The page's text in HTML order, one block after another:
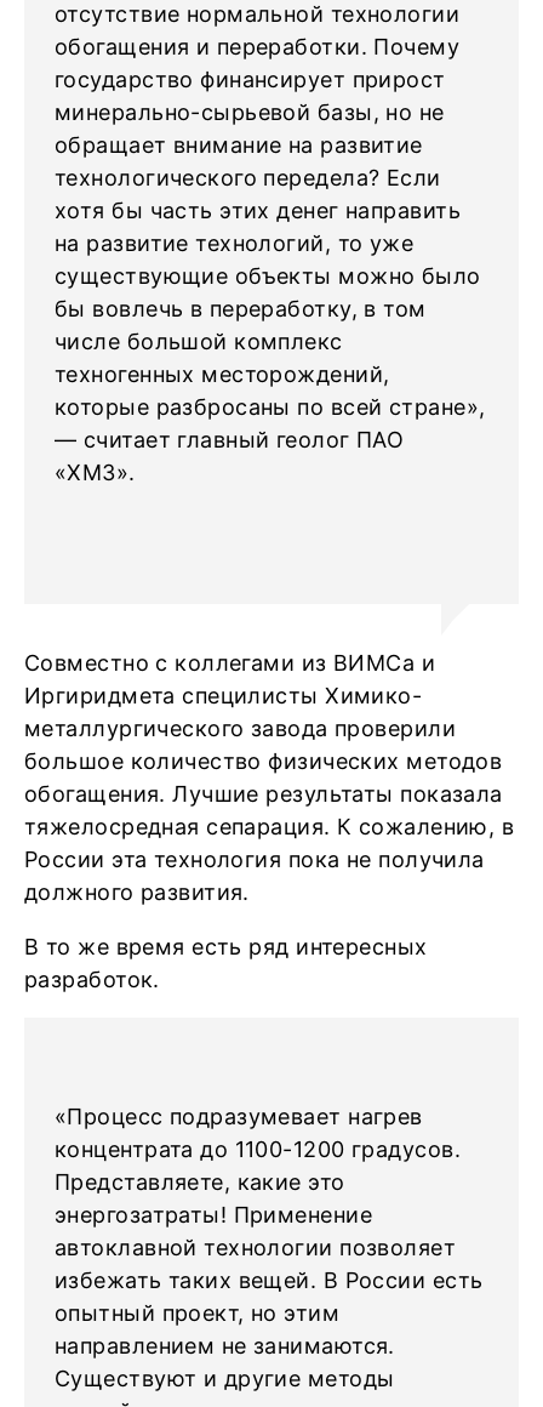
отсутствие нормальной технологии
обогащения и переработки. Почему
государство финансирует прирост
минерально-сырьевой базы, но не
обращает внимание на развитие
технологического передела? Если
хотя бы часть этих денег направить
на развитие технологий, то уже
существующие объекты можно было
бы вовлечь в переработку, в том
числе большой комплекс
техногенных месторождений,
которые разбросаны по всей стране»,
— считает главный геолог ПАО
«ХМЗ».
Совместно с коллегами из ВИМСа и
Иргиридмета специлисты Химико-
металлургического завода проверили
большое количество физических методов
обогащения. Лучшие результаты показала
тяжелосредная сепарация. К сожалению, в
России эта технология пока не получила
должного развития.
В то же время есть ряд интересных
разработок.
«Процесс подразумевает нагрев
концентрата до 1100-1200 градусов.
Представляете, какие это
энергозатраты! Применение
автоклавной технологии позволяет
избежать таких вещей. В России есть
опытный проект, но этим
направлением не занимаются.
Существуют и другие методы